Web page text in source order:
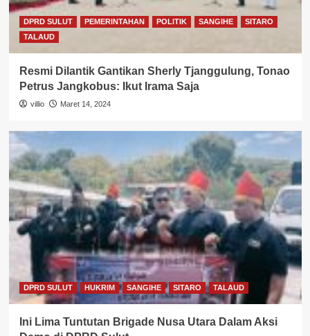
DPRD SULUT PEMERINTAHAN POLITIK SANGIHE
SITARO
TALAUD
Resmi Dilantik Gantikan Sherly Tjanggulung, Tonao
Petrus Jangkobus: Ikut Irama Saja
villio Maret 14, 2024
DPRD SULUT HUKRIM SANGIHE SITARO TALAUD
Ini Lima Tuntutan Brigade Nusa Utara Dalam Aksi